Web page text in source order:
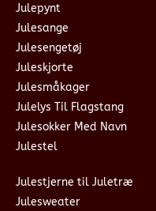
Julepynt
Julesange
Julesengetøj
Juleskjorte
Julesmåkager
Julelys Til Flagstang
Julesokker Med Navn
Julestel
Julestjerne til Juletræ
Julesweater